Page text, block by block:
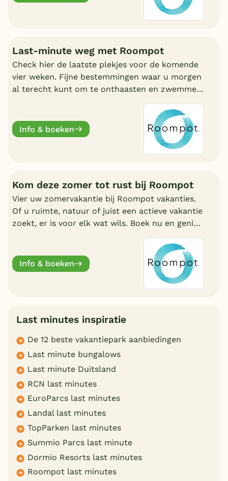
Last-minute weg met Roompot
Check hier de laatste plekjes voor de komende
vier weken. Fijne bestemmingen waar u morgen
al terecht kunt om te onthaasten en zwemmen.
Info & boeken
Kom deze zomer tot rust bij Roompot
Vier uw zomervakantie bij Roompot vakanties.
Of u ruimte, natuur of juist een actieve vakantie
zoekt, er is voor elk wat wils. Boek nu en geniet
Info & boeken
Last minutes inspiratie
De 12 beste vakantiepark aanbiedingen
Last minute bungalows
Last minute Duitsland
RCN last minutes
EuroParcs last minutes
Landal last minutes
TopParken last minutes
Summio Parcs last minute
Dormio Resorts last minutes
Roompot last minutes